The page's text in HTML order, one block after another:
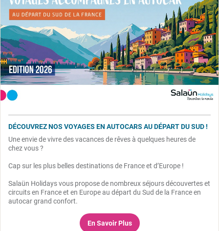
DÉCOUVREZ NOS VOYAGES EN AUTOCARS AU DÉPART DU SUD !
Une envie de vivre des vacances de rêves à quelques heures de
chez vous ?
Cap sur les plus belles destinations de France et d’Europe !
Salaün Holidays vous propose de nombreux séjours découvertes et
circuits en France et en Europe au départ du Sud de la France en
autocar grand confort.
En Savoir Plus